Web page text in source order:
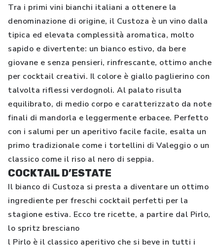
Tra i primi vini bianchi italiani a ottenere la
denominazione di origine, il Custoza è un vino dalla
tipica ed elevata complessità aromatica, molto
sapido e divertente: un bianco estivo, da bere
giovane e senza pensieri, rinfrescante, ottimo anche
per cocktail creativi. Il colore è giallo paglierino con
talvolta riflessi verdognoli. Al palato risulta
equilibrato, di medio corpo e caratterizzato da note
finali di mandorla e leggermente erbacee. Perfetto
con i salumi per un aperitivo facile facile, esalta un
primo tradizionale come i tortellini di Valeggio o un
classico come il riso al nero di seppia.
COCKTAIL D’ESTATE
Il bianco di Custoza si presta a diventare un ottimo
ingrediente per freschi cocktail perfetti per la
stagione estiva. Ecco tre ricette, a partire dal Pirlo,
lo spritz bresciano
l Pirlo è il classico aperitivo che si beve in tutti i